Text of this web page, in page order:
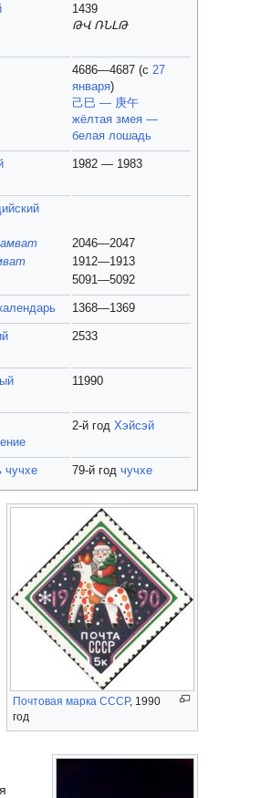
1439
ԹՎ ՌՆԼԹ
4686—4687 (с 27
января)
己巳 — 庚午
жёлтая змея —
белая лошадь
1982 — 1983
2046—2047
1912—1913
5091—5092
1368—1369
2533
11990
2-й год Хэйсэй
чучхе 79-й год чучхе
Почтовая марка СССР, 1990
год